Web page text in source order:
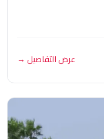
التفاصيل→